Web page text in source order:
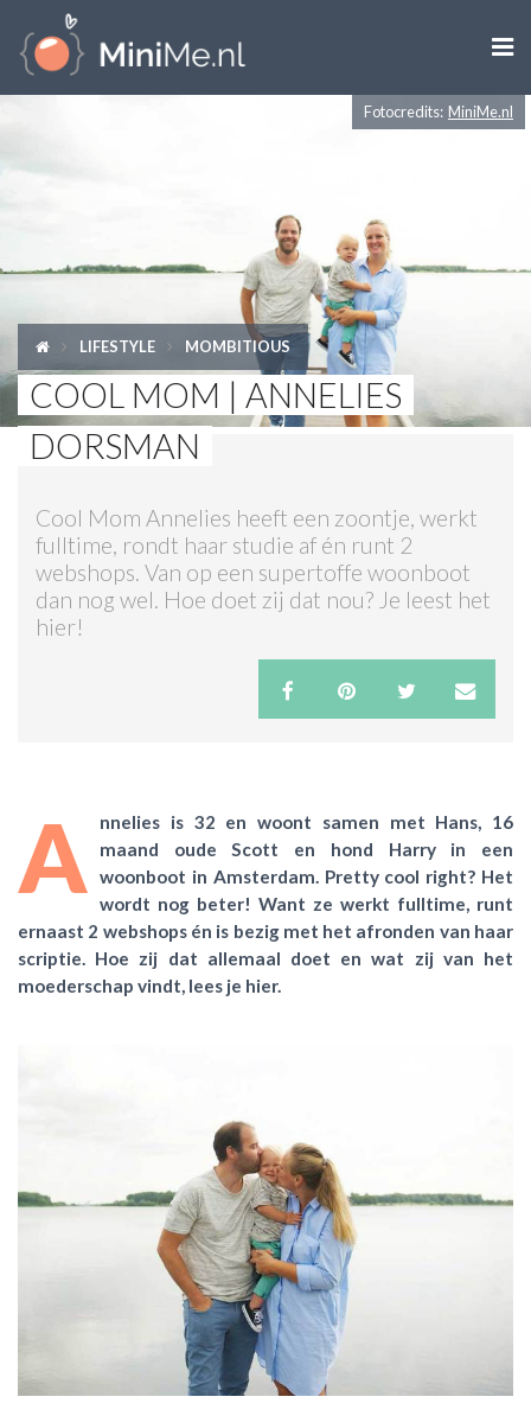

KIND
LIFESTYLE
SHOPS
ACTIES & KORTING
Fotocredits: MiniMe.nl
LIFESTYLE MOMBITIOUS
COOL MOM | ANNELIES
DORSMAN
Cool Mom Annelies heeft een zoontje, werkt
fulltime, rondt haar studie af én runt 2
webshops. Van op een supertoffe woonboot
dan nog wel. Hoe doet zij dat nou? Je leest het
hier!
A
nnelies is 32 en woont samen met Hans, 16
maand oude Scott en hond Harry in een
woonboot in Amsterdam. Pretty cool right? Het
wordt nog beter! Want ze werkt fulltime, runt
ernaast 2 webshops én is bezig met het afronden van haar
scriptie. Hoe zij dat allemaal doet en wat zij van het
moederschap vindt, lees je hier.